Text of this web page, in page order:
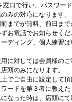
口で行い、パスワー
みの対応になります。
までが無料、前日ま
お電話でお知らせくだ
ディング、個人練習
に対しては会員様のご
頭のみになります。
でご自由に設定して頂
ードを第３者に教え
なった時は、店頭に